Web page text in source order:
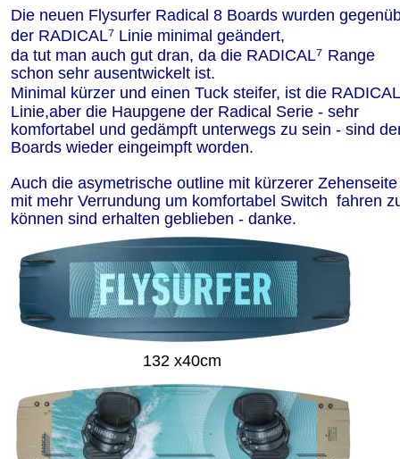
Die neuen Flysurfer Radical 8 Boards wurden
der RADICAL⁷ Linie minimal geändert,
da tut man auch gut dran, da die RADICAL⁷ Range
schon sehr ausentwickelt ist.
Minimal kürzer und einen Tuck steifer, ist die RADICAL
Linie,aber die Haupgene der Radical Serie - sehr
komfortabel und gedämpft unterwegs zu sein - sind
Boards wieder eingeimpft worden.
Auch die asymetrische outline mit kürzerer
mit mehr Verrundung um komfortabel Switch  fahren
können sind erhalten geblieben - danke.
132 x40cm